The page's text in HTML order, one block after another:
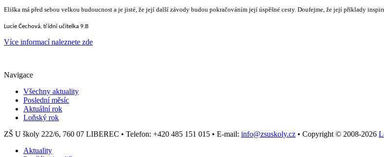
Eliška má před sebou velkou budoucnost a je jisté, že její další závody budou pokračováním její úspěšné cesty. Doufejme, že její příklady
Lucie Čechová, třídní učitelka 9.B
Více informací naleznete zde
Navigace
Všechny aktuality
Poslední měsíc
Aktuální rok
Loňský rok
ZŠ U školy 222/6, 760 07 LIBEREC • Telefon: +420 485 151 015 • E-mail: info@zsuskoly.cz • Copyright © 2008-2026
Aktuality